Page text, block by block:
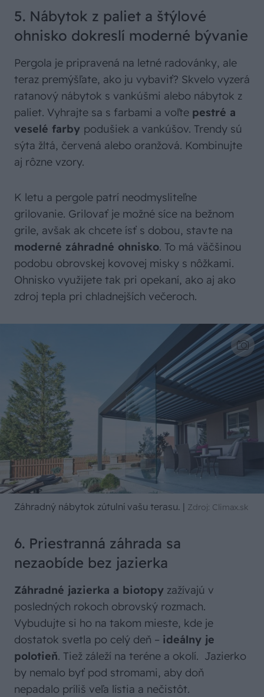
5. Nábytok z paliet a štýlové
ohnisko dokreslí moderné bývanie
Pergola je pripravená na letné radovánky, ale
teraz premýšľate, ako ju vybaviť? Skvelo vyzerá
ratanový nábytok s vankúšmi alebo nábytok z
paliet. Vyhrajte sa s farbami a voľte pestré a
veselé farby podušiek a vankúšov. Trendy sú
sýta žltá, červená alebo oranžová. Kombinujte
aj rôzne vzory.
K letu a pergole patrí neodmysliteľne
grilovanie. Grilovať je možné síce na bežnom
grile, avšak ak chcete ísť s dobou, stavte na
moderné záhradné ohnisko. To má väčšinou
podobu obrovskej kovovej misky s nôžkami.
Ohnisko využijete tak pri opekaní, ako aj ako
zdroj tepla pri chladnejších večeroch.
Záhradný nábytok zútulní vašu terasu. | Zdroj: Climax.sk
6. Priestranná záhrada sa
nezaobíde bez jazierka
Záhradné jazierka a biotopy zažívajú v
posledných rokoch obrovský rozmach.
Vybudujte si ho na takom mieste, kde je
dostatok svetla po celý deň – ideálny je
polotieň. Tiež záleží na teréne a okolí. Jazierko
by nemalo byť pod stromami, aby doň
nepadalo príliš veľa lístia a nečistôt.